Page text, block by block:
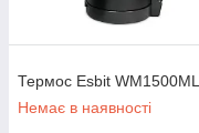
Термос Esbit WM1500ML
Немає в наявності